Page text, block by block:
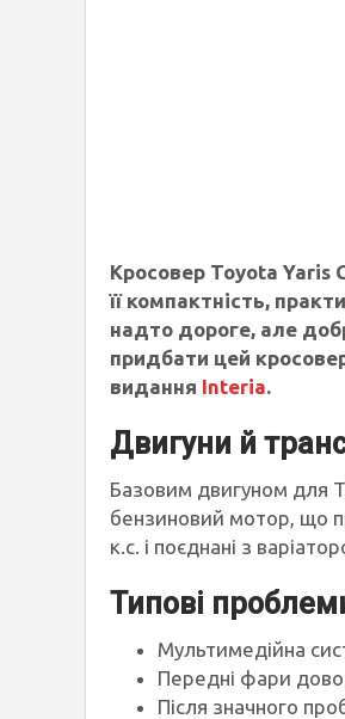
Кросовер Toyota Yaris
її компактність,
надто дороге, але
придбати цей
видання Interia.
Двигуни й
Базовим двигуном для
бензиновий мотор, що
к.с. і поєднані з
Типові
Мультимедійна
Передні фари
Після значного